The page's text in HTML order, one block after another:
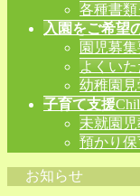
各種書
入園をご希望
園児募
よくい
幼稚園
子育て支援
未就園
預かり
お知らせ